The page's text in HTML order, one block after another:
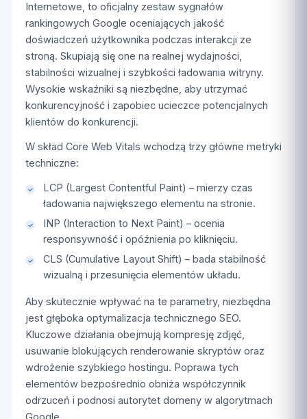
Internetowe, to oficjalny zestaw sygnałów
rankingowych Google oceniających jakość
doświadczeń użytkownika podczas interakcji ze
stroną. Skupiają się one na realnej wydajności,
stabilności wizualnej i szybkości ładowania witryny.
Wysokie wskaźniki są niezbędne, aby utrzymać
konkurencyjność i zapobiec ucieczce potencjalnych
klientów do konkurencji.
W skład Core Web Vitals wchodzą trzy główne metryki
techniczne:
LCP (Largest Contentful Paint) – mierzy czas
ładowania największego elementu na stronie.
INP (Interaction to Next Paint) – ocenia
responsywność i opóźnienia po kliknięciu.
CLS (Cumulative Layout Shift) – bada stabilność
wizualną i przesunięcia elementów układu.
Aby skutecznie wpływać na te parametry, niezbędna
jest głęboka optymalizacja technicznego SEO.
Kluczowe działania obejmują kompresję zdjęć,
usuwanie blokujących renderowanie skryptów oraz
wdrożenie szybkiego hostingu. Poprawa tych
elementów bezpośrednio obniża współczynnik
odrzuceń i podnosi autorytet domeny w algorytmach
Google.